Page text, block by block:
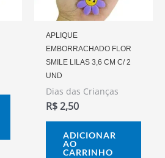
APLIQUE
EMBORRACHADO FLOR
SMILE LILAS 3,6 CM C/ 2
UND
Dias das Crianças
R$2,50
ADICIONAR
AO
CARRINHO